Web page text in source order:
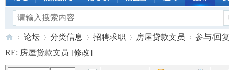
论坛 分类信息 招聘求职 房屋贷款文员
参与/回
RE: 房屋贷款文员 [修改]